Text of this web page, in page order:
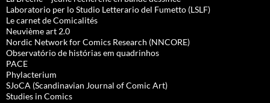
Laboratorio per lo Studio Letterario del Fumetto (LSLF)
Le carnet de Comicalités
Neuvième art 2.0
Nordic Network for Comics Research (NNCORE)
Observatório de histórias em quadrinhos
PACE
Phylacterium
SJoCA (Scandinavian Journal of Comic Art)
Studies in Comics